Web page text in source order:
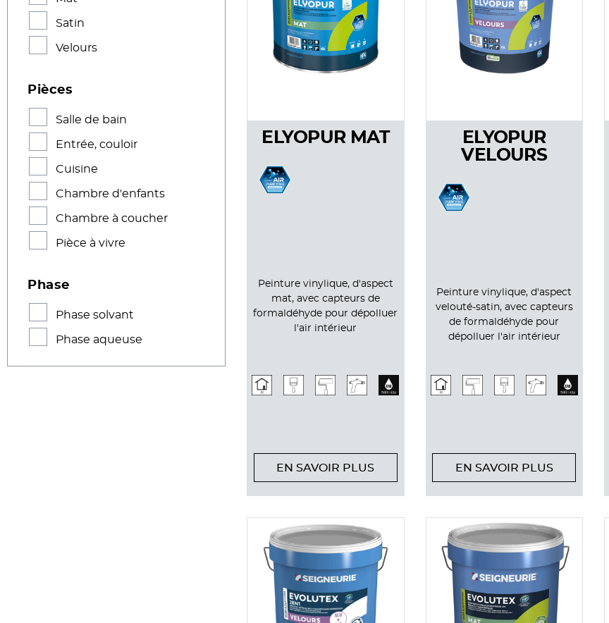
Satin
Velours
Pièces
Salle de bain
Entrée, couloir
Cuisine
Chambre d'enfants
Chambre à coucher
Pièce à vivre
Phase
Phase solvant
Phase aqueuse
ELYOPUR MAT
Peinture vinylique, d'aspect
mat, avec capteurs de
formaldéhyde pour dépolluer
l'air intérieur
EN SAVOIR PLUS
ELYOPUR
VELOURS
Peinture vinylique, d'aspect
velouté-satin, avec capteurs
de formaldéhyde pour
dépolluer l'air intérieur
EN SAVOIR PLUS